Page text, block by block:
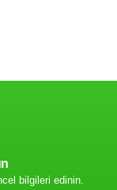
bilgileri edinin.